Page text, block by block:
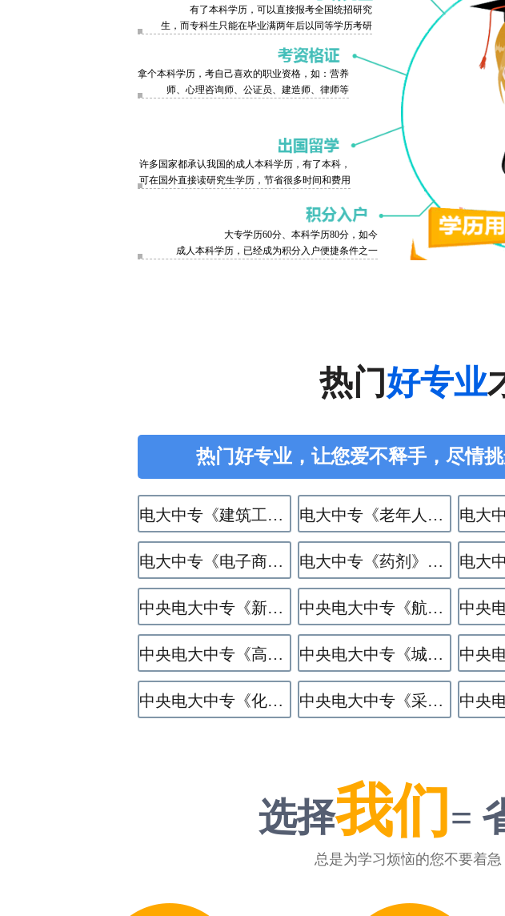
有了本科学历，可以直接报考全国统招研究
生，而专科生只能在毕业满两年后以同等学历考研
拿个本科学历，考自己喜欢的职业资格，如：营养
师、心理咨询师、公证员、建造师、律师等
许多国家都承认我国的成人本科学历，有了本科，
可在国外直接读研究生学历，节省很多时间和费用
大专学历60分、本科学历80分，如今
成人本科学历，已经成为积分入户便捷条件之一
热门好专业
热门好专业，让您爱不释手，尽情
电大中专《建筑工程施工》专业 电大中专《老年人服务与管理》专业
电大中专《电子商务》专业 电大中专《药剂》专业
中央电大中专《新能源汽车运用与维修》专业 中央电大中专《航空服务》专业
中央电大中专《高星级饭店运营与管理》专业 中央电大中专《​城市轨道交通运营服务》专业
中央电大中专《化学工艺》专业 中央电大中专《采矿技术》专业
选择我们 =
总是为学习烦恼的您不要着急